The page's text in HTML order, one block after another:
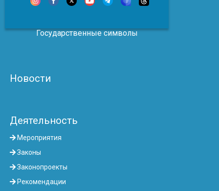
Государственные символы
Новости
Деятельность
Мероприятия
Законы
Законопроекты
Рекомендации